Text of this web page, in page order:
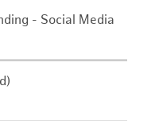
- Social Media